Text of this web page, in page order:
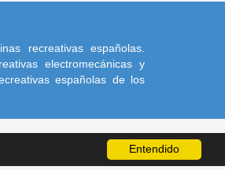
Entendido
recreativas españolas.
electromecánicas y
españolas de los